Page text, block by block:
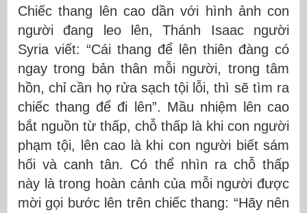
Chiếc thang lên cao dần với hình ảnh con
người đang leo lên, Thánh Isaac người
Syria viết: “Cái thang để lên thiên đàng có
ngay trong bản thân mỗi người, trong tâm
hồn, chỉ cần họ rửa sạch tội lỗi, thì sẽ tìm ra
chiếc thang để đi lên”. Mầu nhiệm lên cao
bắt nguồn từ thấp, chỗ thấp là khi con người
phạm tội, lên cao là khi con người biết sám
hối và canh tân. Có thể nhìn ra chỗ thấp
này là trong hoàn cảnh của mỗi người được
mời gọi bước lên trên chiếc thang: “Hãy nên